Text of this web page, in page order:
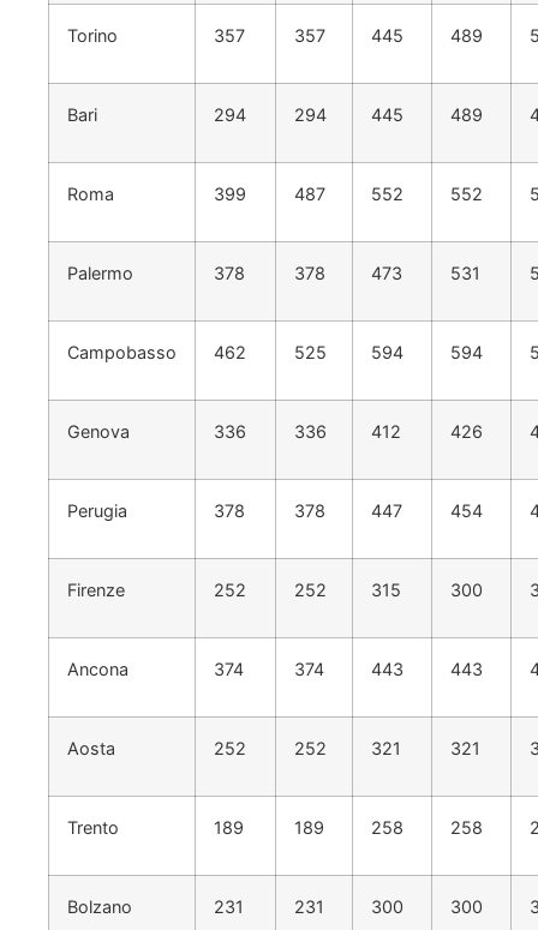
Torino 357 357 445 489
Bari 294 294 445 489
Roma 399 487 552 552
Palermo 378 378 473 531
Campobasso 462 525 594 594
Genova 336 336 412 426
Perugia 378 378 447 454
Firenze 252 252 315 300
Ancona 374 374 443 443
Aosta 252 252 321 321
Trento 189 189 258 258
Bolzano 231 231 300 300